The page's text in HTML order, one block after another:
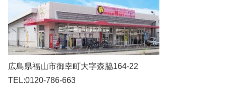
広島県福山市御幸町大字森脇164-22
TEL:0120-786-663